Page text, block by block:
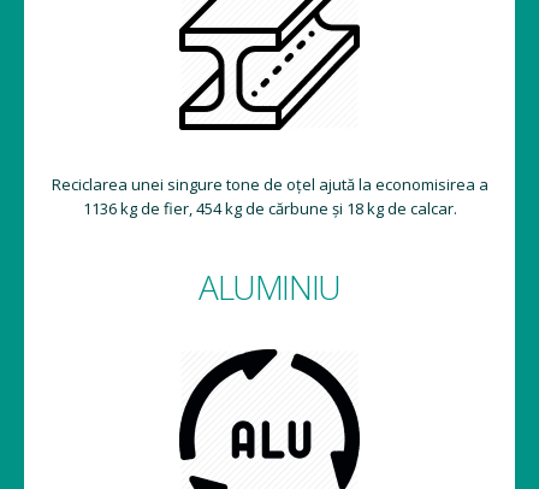
Reciclarea unei singure tone de oțel ajută la economisirea a
1136 kg de fier, 454 kg de cărbune și 18 kg de calcar.
ALUMINIU